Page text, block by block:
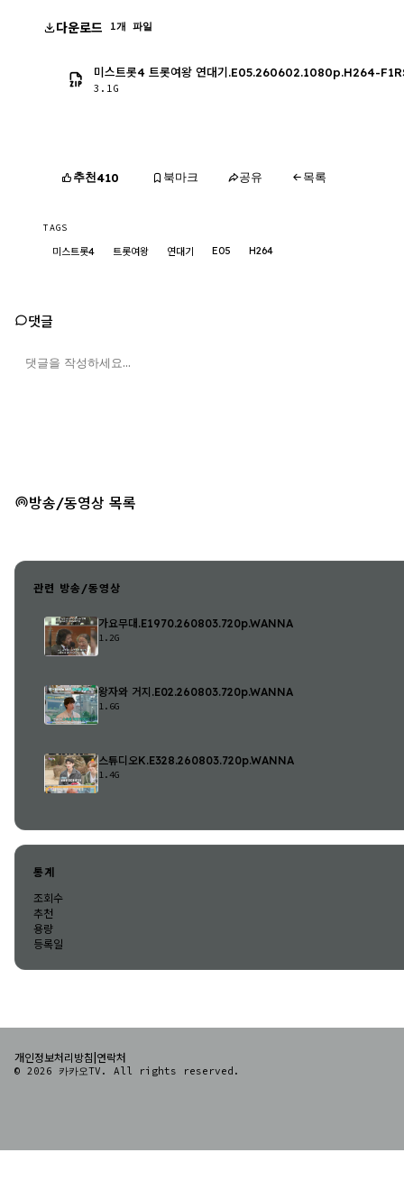
다운로드 1개 파일
미스트롯4 트롯여왕 연대기.E05.260602.1080p.H264-
3.1G
추천410 북마크 공유 목록
TAGS
미스트롯4 트롯여왕 연대기 E05 H264
댓글
방송/동영상 목록
관련 방송/동영상
가요무대.E1970.260803.720p.WANNA
1.2G
왕자와 거지.E02.260803.720p.WANNA
1.6G
스튜디오K.E328.260803.720p.WANNA
1.4G
통계
조회수
추천
용량
등록일
개인정보처리방침|연락처
© 2026 카카오TV. All rights reserved.